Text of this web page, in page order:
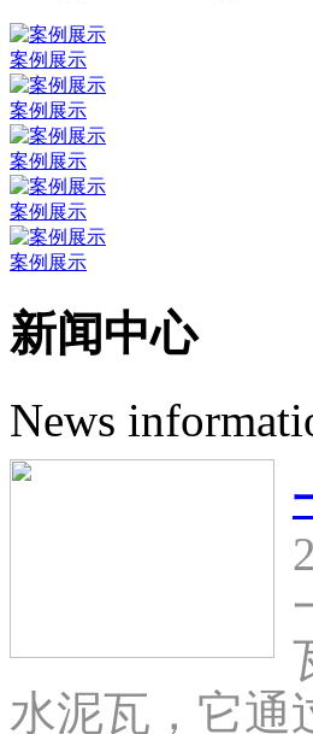
案例展示
案例展示
案例展示
案例展示
案例展示
新闻中心
News
水泥瓦，它通